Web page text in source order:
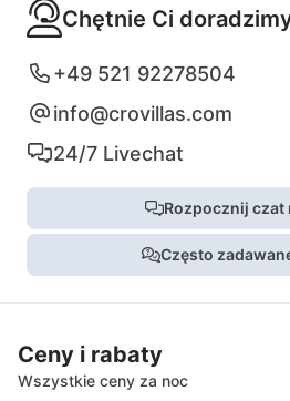
Chętnie Ci
+49 521 92278504
info@crovillas.com
24/7 Livechat
Rozpocznij czat
Często
Ceny i rabaty
Wszystkie ceny za noc